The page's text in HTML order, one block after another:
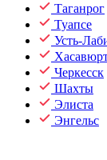
Таганрог
Туапсе
Усть-
Черкесск
Шахты
Элиста
Энгельс